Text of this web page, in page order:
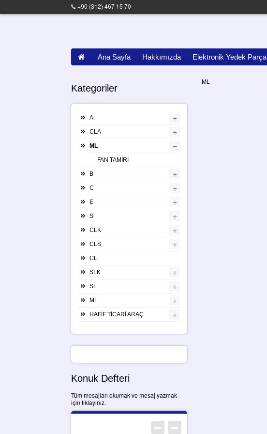
+90 (312) 467 15 70
Ana Sayfa Hakkımızda Elektronik Yedek Parça
ML
Kategoriler
A +
CLA +
ML –
FAN TAMİRİ
B +
C +
E +
S +
CLK +
CLS +
CL
SLK +
SL +
ML +
HAFİF TİCARİ ARAÇ +
Konuk Defteri
Tüm mesajları okumak ve mesaj yazmak
için tıklayınız.